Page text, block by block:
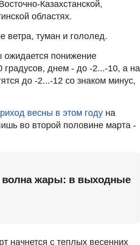
Казахстанской,
областях.
ветра, туман и гололед.
ожидается понижение
днем - до -2...-10, а на
до -2...-12 со знаком минус,
весны в этом году на
во второй половине марта -
волна жары: в выходные
начнется с теплых весенних